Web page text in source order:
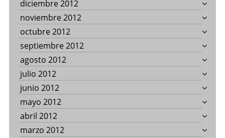
diciembre 2012
noviembre 2012
octubre 2012
septiembre 2012
agosto 2012
julio 2012
junio 2012
mayo 2012
abril 2012
marzo 2012